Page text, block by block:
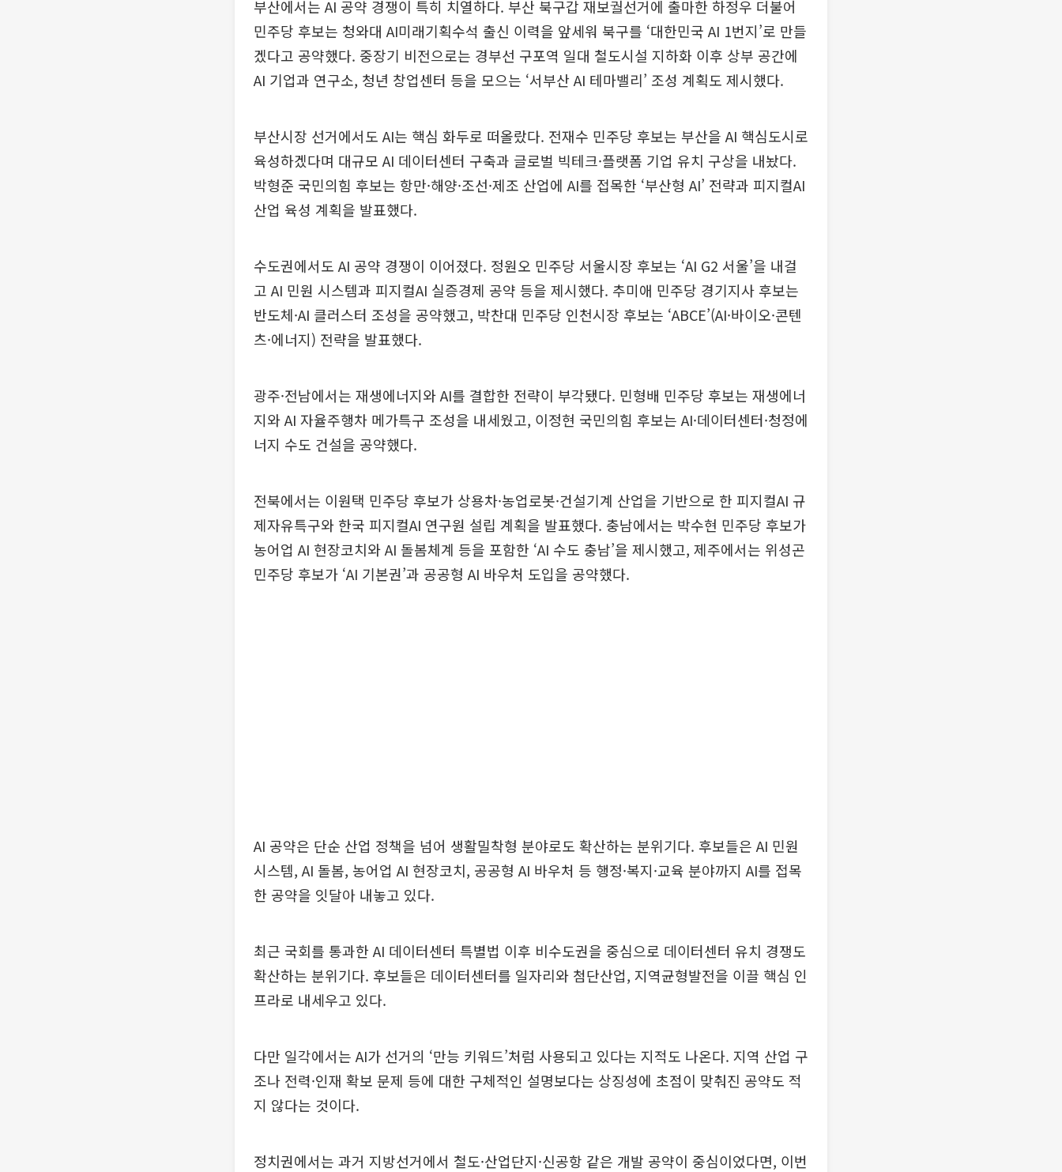
부산에서는 AI 공약 경쟁이 특히 치열하다. 부산 북구갑 재보궐선거에 출마한 하정우 더불어
민주당 후보는 청와대 AI미래기획수석 출신 이력을 앞세워 북구를 ‘대한민국 AI 1번지’로 만들
겠다고 공약했다. 중장기 비전으로는 경부선 구포역 일대 철도시설 지하화 이후 상부 공간에
AI 기업과 연구소, 청년 창업센터 등을 모으는 ‘서부산 AI 테마밸리’ 조성 계획도 제시했다.
부산시장 선거에서도 AI는 핵심 화두로 떠올랐다. 전재수 민주당 후보는 부산을 AI 핵심도시로
육성하겠다며 대규모 AI 데이터센터 구축과 글로벌 빅테크·플랫폼 기업 유치 구상을 내놨다.
박형준 국민의힘 후보는 항만·해양·조선·제조 산업에 AI를 접목한 ‘부산형 AI’ 전략과 피지컬AI
산업 육성 계획을 발표했다.
수도권에서도 AI 공약 경쟁이 이어졌다. 정원오 민주당 서울시장 후보는 ‘AI G2 서울’을 내걸
고 AI 민원 시스템과 피지컬AI 실증경제 공약 등을 제시했다. 추미애 민주당 경기지사 후보는
반도체·AI 클러스터 조성을 공약했고, 박찬대 민주당 인천시장 후보는 ‘ABCE’(AI·바이오·콘텐
츠·에너지) 전략을 발표했다.
광주·전남에서는 재생에너지와 AI를 결합한 전략이 부각됐다. 민형배 민주당 후보는 재생에너
지와 AI 자율주행차 메가특구 조성을 내세웠고, 이정현 국민의힘 후보는 AI·데이터센터·청정에
너지 수도 건설을 공약했다.
전북에서는 이원택 민주당 후보가 상용차·농업로봇·건설기계 산업을 기반으로 한 피지컬AI 규
제자유특구와 한국 피지컬AI 연구원 설립 계획을 발표했다. 충남에서는 박수현 민주당 후보가
농어업 AI 현장코치와 AI 돌봄체계 등을 포함한 ‘AI 수도 충남’을 제시했고, 제주에서는 위성곤
민주당 후보가 ‘AI 기본권’과 공공형 AI 바우처 도입을 공약했다.
AI 공약은 단순 산업 정책을 넘어 생활밀착형 분야로도 확산하는 분위기다. 후보들은 AI 민원
시스템, AI 돌봄, 농어업 AI 현장코치, 공공형 AI 바우처 등 행정·복지·교육 분야까지 AI를 접목
한 공약을 잇달아 내놓고 있다.
최근 국회를 통과한 AI 데이터센터 특별법 이후 비수도권을 중심으로 데이터센터 유치 경쟁도
확산하는 분위기다. 후보들은 데이터센터를 일자리와 첨단산업, 지역균형발전을 이끌 핵심 인
프라로 내세우고 있다.
다만 일각에서는 AI가 선거의 ‘만능 키워드’처럼 사용되고 있다는 지적도 나온다. 지역 산업 구
조나 전력·인재 확보 문제 등에 대한 구체적인 설명보다는 상징성에 초점이 맞춰진 공약도 적
지 않다는 것이다.
정치권에서는 과거 지방선거에서 철도·산업단지·신공항 같은 개발 공약이 중심이었다면, 이번